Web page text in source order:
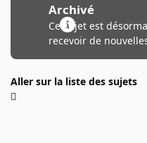
Archivé
Ce sujet est
recevoir de
Aller sur la liste des sujets